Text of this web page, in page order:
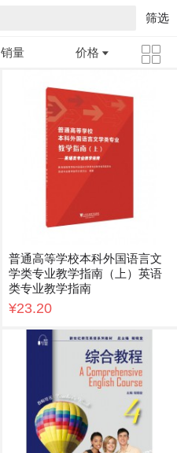
筛选
销量 价格
普通高等学校本科外国语言文
学类专业教学指南（上）英语
类专业教学指南
¥23.20